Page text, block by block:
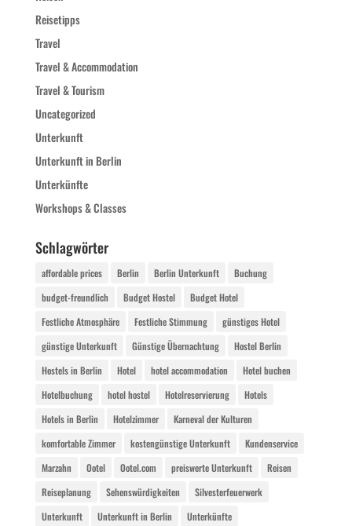
Reisetipps
Travel
Travel & Accommodation
Travel & Tourism
Uncategorized
Unterkunft
Unterkunft in Berlin
Unterkünfte
Workshops & Classes
Schlagwörter
affordable prices Berlin Berlin Unterkunft
Buchung
budget-freundlich
Budget Hostel
Budget Hotel
Festliche Atmosphäre
Festliche Stimmung
günstiges Hotel
günstige Unterkunft
Günstige Übernachtung
Hostel Berlin
Hostels in Berlin
Hotel hotel accommodation
Hotel buchen
Hotelbuchung
hotel hostel Hotelreservierung
Hotels
Hotels in Berlin
Hotelzimmer
Karneval der Kulturen
komfortable Zimmer
kostengünstige Unterkunft
Kundenservice
Marzahn
Ootel Ootel.com preiswerte Unterkunft
Reisen
Reiseplanung
Sehenswürdigkeiten
Silvesterfeuerwerk
Unterkunft
Unterkunft in Berlin
Unterkünfte